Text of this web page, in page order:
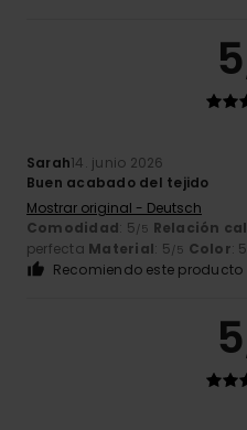
5
Sarah14. junio 2026
Buen acabado del tejido
Mostrar original - Deutsch
Comodidad: 5/5 Relación
perfecta Material: 5/5 Color: 5
Recomiendo este producto
5